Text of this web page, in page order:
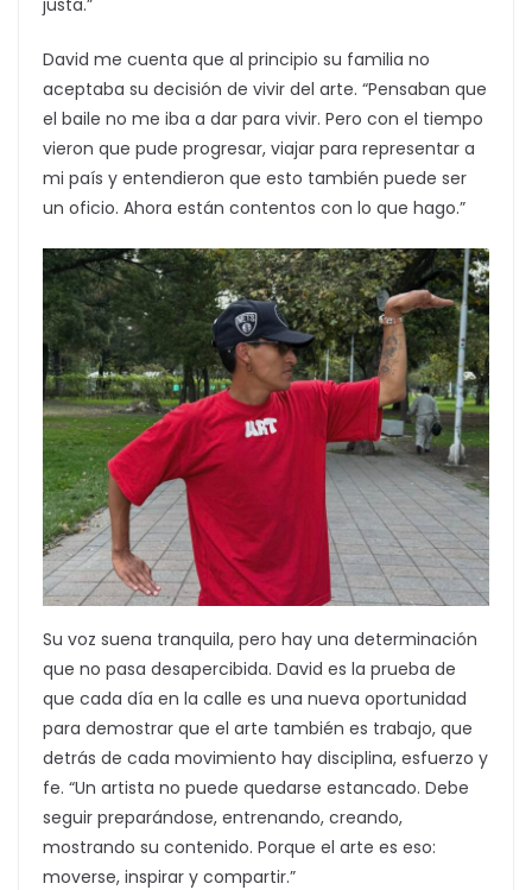
justa.”
David me cuenta que al principio su familia no
aceptaba su decisión de vivir del arte. “Pensaban que
el baile no me iba a dar para vivir. Pero con el tiempo
vieron que pude progresar, viajar para representar a
mi país y entendieron que esto también puede ser
un oficio. Ahora están contentos con lo que hago.”
Su voz suena tranquila, pero hay una determinación
que no pasa desapercibida. David es la prueba de
que cada día en la calle es una nueva oportunidad
para demostrar que el arte también es trabajo, que
detrás de cada movimiento hay disciplina, esfuerzo y
fe. “Un artista no puede quedarse estancado. Debe
seguir preparándose, entrenando, creando,
mostrando su contenido. Porque el arte es eso:
moverse, inspirar y compartir.”